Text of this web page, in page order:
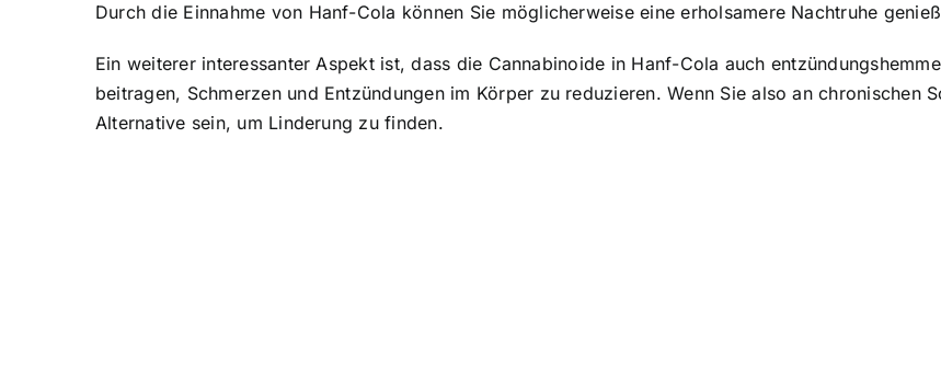
Durch die Einnahme von Hanf-Cola können Sie möglicherweise eine erholsamere Nachtruhe
Ein weiterer interessanter Aspekt ist, dass die Cannabinoide in Hanf-Cola auch
beitragen, Schmerzen und Entzündungen im Körper zu reduzieren. Wenn Sie also an chronischen
Alternative sein, um Linderung zu finden.